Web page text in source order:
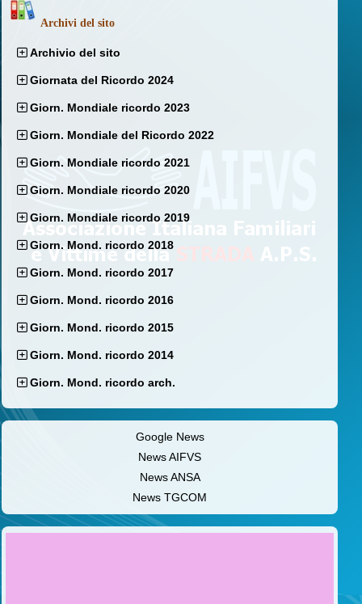
Archivi del sito
Archivio del sito
Giornata del Ricordo 2024
Giorn. Mondiale ricordo 2023
Giorn. Mondiale del Ricordo 2022
Giorn. Mondiale ricordo 2021
Giorn. Mondiale ricordo 2020
Giorn. Mondiale ricordo 2019
Giorn. Mond. ricordo 2018
Giorn. Mond. ricordo 2017
Giorn. Mond. ricordo 2016
Giorn. Mond. ricordo 2015
Giorn. Mond. ricordo 2014
Giorn. Mond. ricordo arch.
Google News
News AIFVS
News ANSA
News TGCOM